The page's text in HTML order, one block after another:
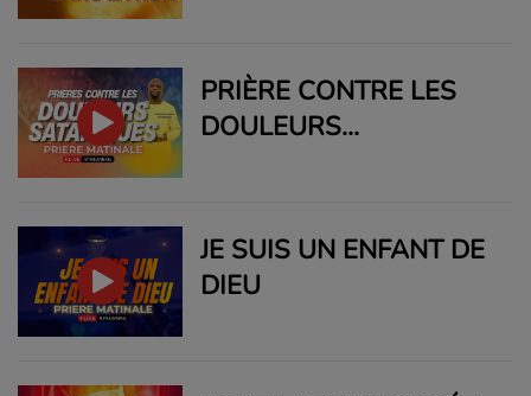
PRIÈRE CONTRE LES
DOULEURS
JE SUIS UN ENFANT DE
DIEU